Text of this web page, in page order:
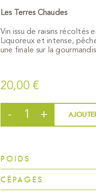
Les Terres Chaudes
Vin issu de raisins récoltés
Liquoreux et intense,
une finale sur la
20,00€
quantité
Gris
Les
Terres
Chaudes
POIDS
CÉPAGES